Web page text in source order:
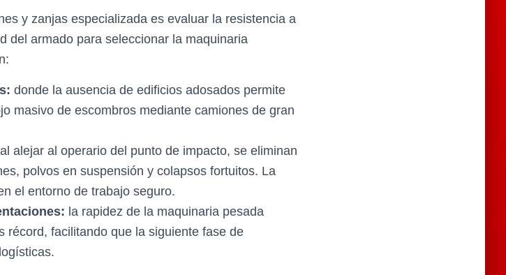
y zanjas especializada es evaluar la resistencia a
del armado para seleccionar la maquinaria
donde la ausencia de edificios adosados permite
masivo de escombros mediante camiones de gran
al alejar al operario del punto de impacto, se eliminan
polvos en suspensión y colapsos fortuitos. La
el entorno de trabajo seguro.
la rapidez de la maquinaria pesada
récord, facilitando que la siguiente fase de